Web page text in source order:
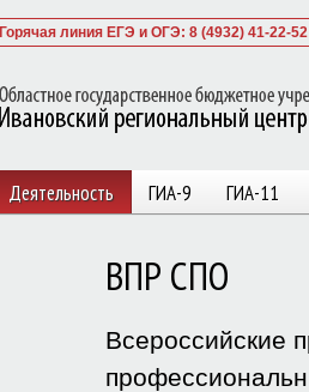
Горячая линия ЕГЭ и ОГЭ: 8 (4932) 41-22-
Деятельность ГИА-9 ГИА-11
ВПР СПО
Всероссийские